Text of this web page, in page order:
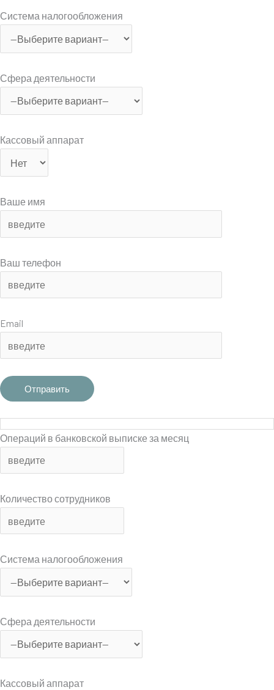
Система налогообложения
Сфера деятельности
Кассовый аппарат
Ваше имя
Ваш телефон
Email
Операций в банковской выписке за месяц
Количество сотрудников
Система налогообложения
Сфера деятельности
Кассовый аппарат